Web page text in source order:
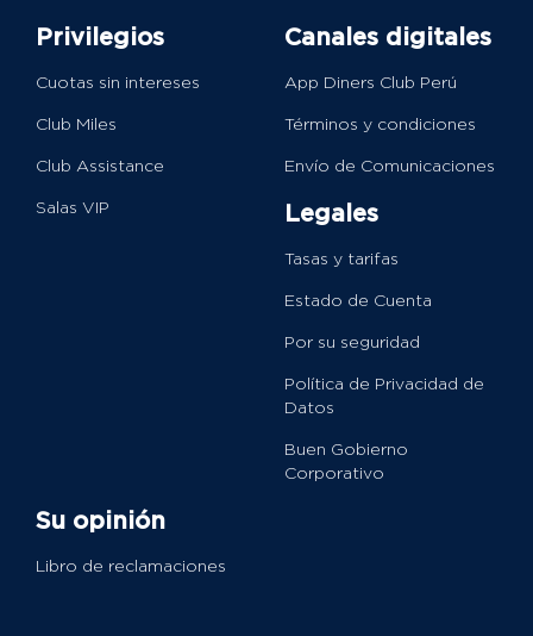
Privilegios
Cuotas sin intereses
Club Miles
Club Assistance
Salas VIP
Canales digitales
App Diners Club Perú
Términos y condiciones
Envío de Comunicaciones
Legales
Tasas y tarifas
Estado de Cuenta
Por su seguridad
Política de Privacidad de
Datos
Buen Gobierno
Corporativo
Su opinión
Libro de reclamaciones